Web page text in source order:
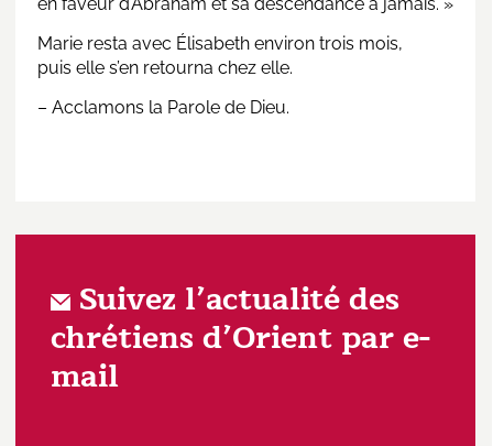
Marie resta avec Élisabeth environ trois mois,
puis elle s’en retourna chez elle.
– Acclamons la Parole de Dieu.
Suivez l’actualité des
chrétiens d’Orient par e-
mail